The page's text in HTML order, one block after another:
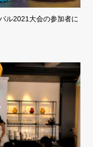
ル2021大会の参加者に